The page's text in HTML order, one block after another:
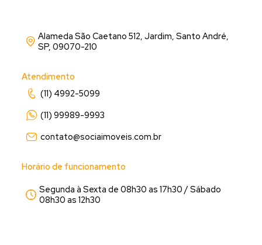
Alameda São Caetano 512, Jardim, Santo André,
SP, 09070-210
Atendimento
(11) 4992-5099
(11) 99989-9993
contato@sociaimoveis.com.br
Horário de funcionamento
Segunda à Sexta de 08h30 as 17h30 / Sábado
08h30 as 12h30